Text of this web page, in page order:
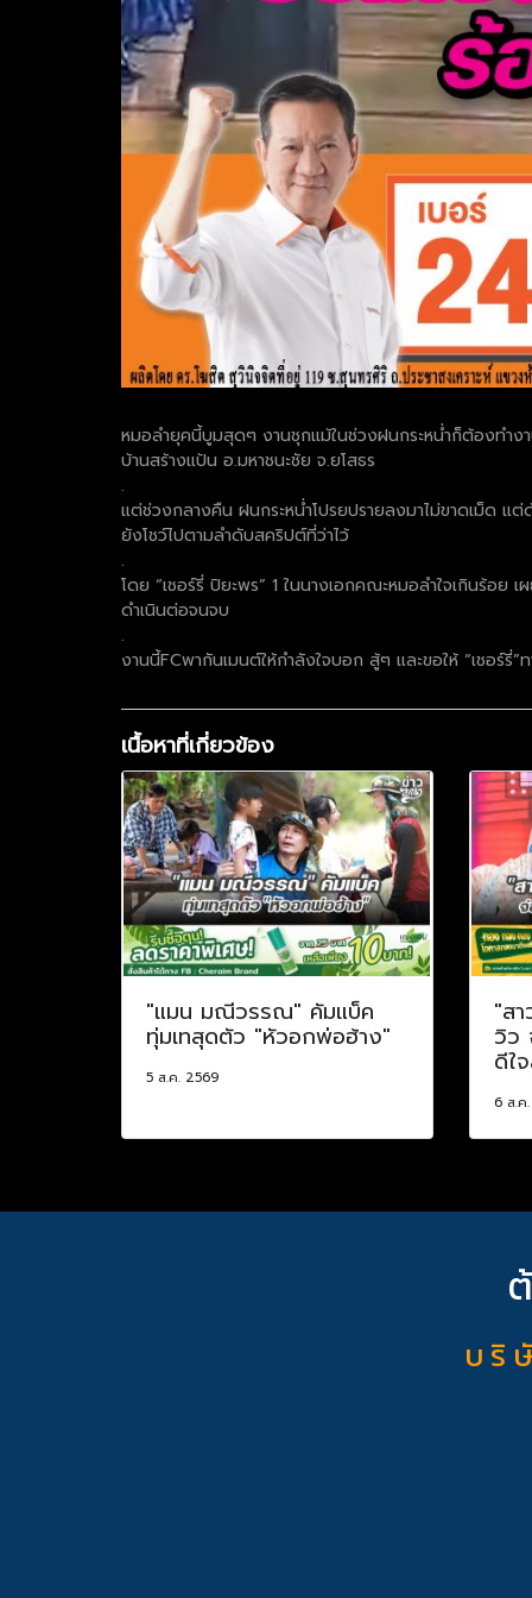
หมอลำยุคนี้บูมสุดๆ งานชุกแม้ในช่วงฝนกระหน่ำก็ต้องทำง
บ้านสร้างแป้น อ.มหาชนะชัย จ.ยโสธร
.
แต่ช่วงกลางคืน ฝนกระหน่ำโปรยปรายลงมาไม่ขาดเม็ด
ยังโชว์ไปตามลำดับสคริปต์ที่ว่าไว้
.
โดย “เชอร์รี่ ปิยะพร” 1 ในนางเอกคณะหมอลำใจเกินร้
ดำเนินต่อจนจบ
.
งานนี้FCพากันเมนต์ให้กำลังใจบอก สู้ๆ และขอให้ “เชอร์รี่
เนื้อหาที่เกี่ยวข้อง
"แมน มณีวรรณ" คัมแบ็ค
ทุ่มเทสุดตัว "หัวอกพ่อฮ้าง"
5 ส.ค. 2569
"ส
วิว
ดีใ
6 ส.ค
บ ริ